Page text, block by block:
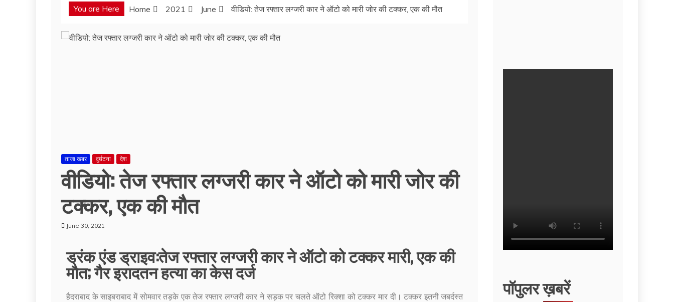
You are Here Home 2021 June वीडियो: तेज रफ्तार लग्जरी कार ने ऑटो को मारी जोर की टक्कर, एक की मौत
ताजा खबर दुर्घटना देश
वीडियो: तेज रफ्तार लग्जरी कार ने ऑटो को मारी जोर की
टक्कर, एक की मौत
June 30, 2021
ड्रंक एंड ड्राइव:तेज रफ्तार लग्जरी कार ने ऑटो को टक्कर मारी, एक की
मौत; गैर इरादतन हत्या का केस दर्ज
हैदराबाद के साइबराबाद में सोमवार तड़के एक तेज रफ्तार लग्जरी कार ने सड़क पर चलते ऑटो रिक्शा को टक्कर मार दी। टक्कर इतनी जबर्दस्त
पॉपुलर ख़बरें